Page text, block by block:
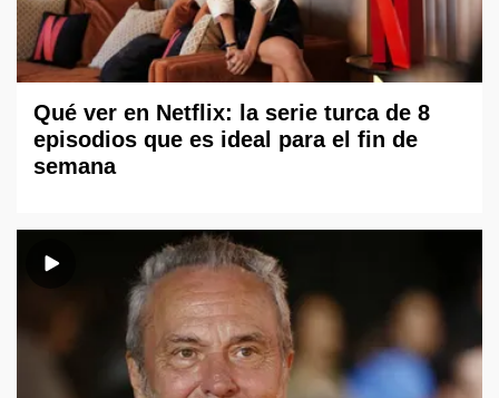
Qué ver en Netflix: la serie turca de 8
episodios que es ideal para el fin de
semana